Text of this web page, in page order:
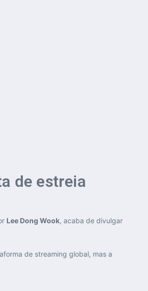
de estreia
Lee Dong Wook, acaba de divulgar
de streaming global, mas a